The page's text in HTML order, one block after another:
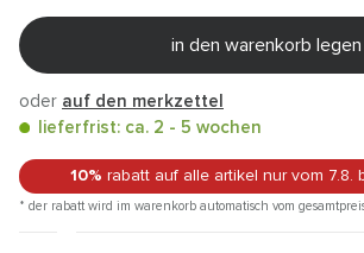
in den warenkorb legen
oder auf den merkzettel
lieferfrist: ca. 2 - 5 wochen
10% rabatt auf alle artikel nur vom 7.8.
* der rabatt wird im warenkorb automatisch vom